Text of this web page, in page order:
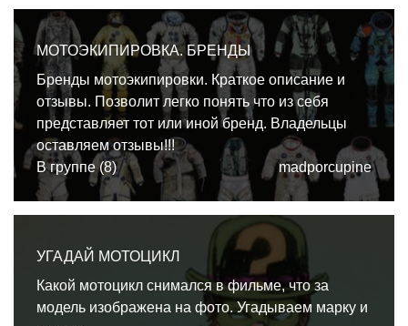
МОТОЭКИПИРОВКА. БРЕНДЫ
Бренды мотоэкипировки. Краткое описание и
отзывы. Позволит легко понять что из себя
представляет тот или иной бренд. Владельцы
оставляем отзывы!!!
В группе (8)
madporcupine
УГАДАЙ МОТОЦИКЛ
Какой мотоцикл снимался в фильме, что за
модель изображена на фото. Угадываем марку и